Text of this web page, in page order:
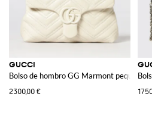
GUCCI
Bolso de hombro GG Marmont pequeño
2300,00 €